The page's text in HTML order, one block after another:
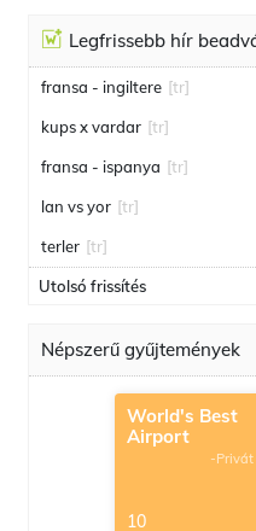
Legfrissebb hír
fransa - ingiltere [tr]
kups x vardar [tr]
fransa - ispanya [tr]
lan vs yor [tr]
terler [tr]
Utolsó frissítés
Népszerű gyűjtemények
World's Best
Airport
-Privát
10